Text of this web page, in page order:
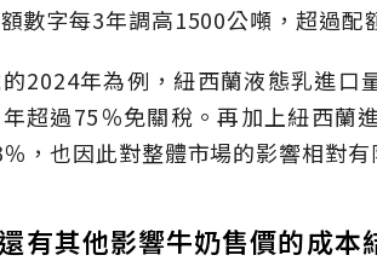
數字每3年調高1500公噸，超過配
2024年為例，紐西蘭液態乳進口
超過75％免關稅。再加上紐西蘭
，也因此對整體市場的影響相對有
有其他影響牛奶售價的成本